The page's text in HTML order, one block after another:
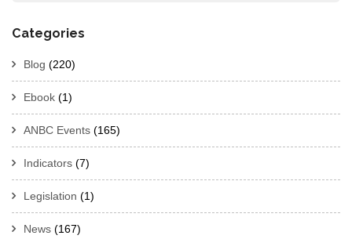
Categories
Blog (220)
Ebook (1)
ANBC Events (165)
Indicators (7)
Legislation (1)
News (167)